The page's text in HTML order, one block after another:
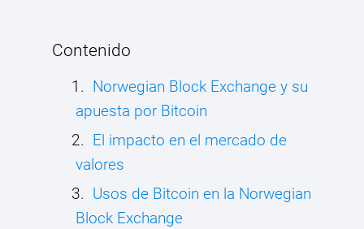
Contenido
Norwegian Block Exchange y su
apuesta por Bitcoin
El impacto en el mercado de
valores
Usos de Bitcoin en la Norwegian
Block Exchange